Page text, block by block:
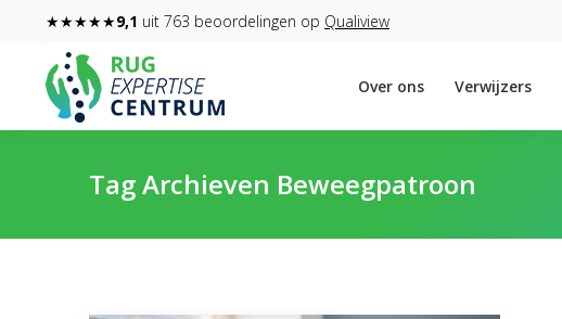
★★★★★9,1 uit 763 beoordelingen op Qualiview
Over ons Verwijzers
Tag Archieven Beweegpatroon